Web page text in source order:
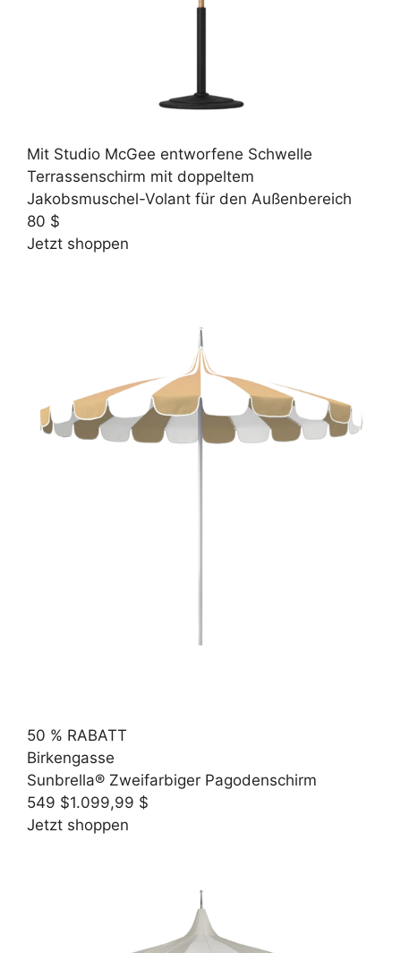
Mit Studio McGee entworfene Schwelle
Terrassenschirm mit doppeltem
Jakobsmuschel-Volant für den Außenbereich
80 $
Jetzt shoppen
50 % RABATT
Birkengasse
Sunbrella® Zweifarbiger Pagodenschirm
549 $1.099,99 $
Jetzt shoppen